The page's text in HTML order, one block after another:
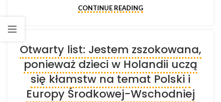
CONTINUE READING
Otwarty list: Jestem zszokowana,
ponieważ dzieci w Holandii uczą
się kłamstw na temat Polski i
Europy Środkowej-Wschodniej